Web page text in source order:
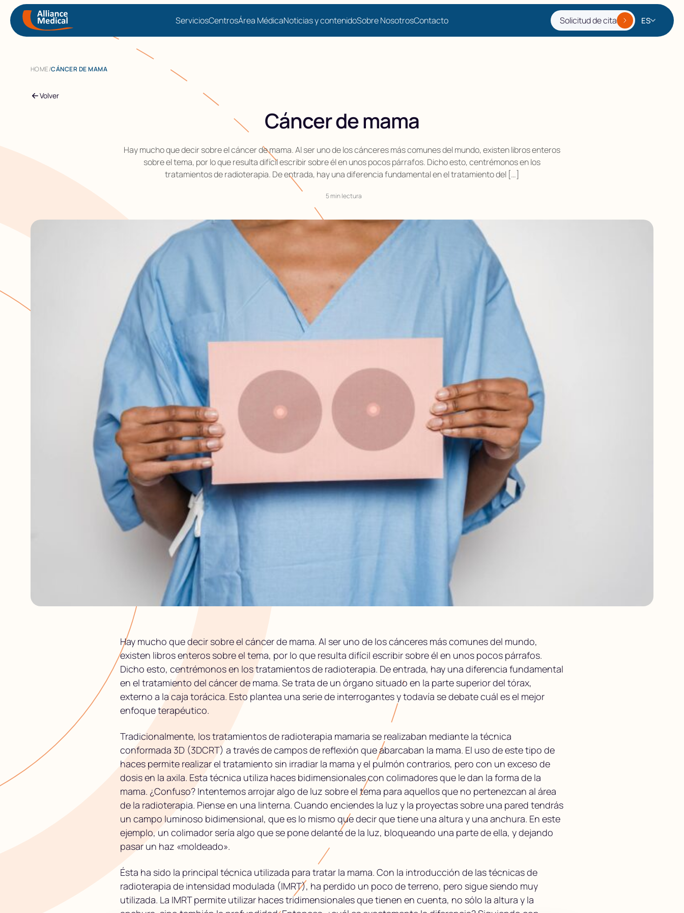
ServiciosCentrosÁrea MédicaNoticias y contenidoSobre NosotrosContacto Solicitud de cita ES
HOME/CÁNCER DE MAMA
Volver
Cáncer de mama
Hay mucho que decir sobre el cáncer de mama. Al ser uno de los cánceres más comunes del mundo, existen libros enteros
sobre el tema, por lo que resulta difícil escribir sobre él en unos pocos párrafos. Dicho esto, centrémonos en los
tratamientos de radioterapia. De entrada, hay una diferencia fundamental en el tratamiento del […]
5 min lectura
Hay mucho que decir sobre el cáncer de mama. Al ser uno de los cánceres más comunes del mundo,
existen libros enteros sobre el tema, por lo que resulta difícil escribir sobre él en unos pocos párrafos.
Dicho esto, centrémonos en los tratamientos de radioterapia. De entrada, hay una diferencia fundamental
en el tratamiento del cáncer de mama. Se trata de un órgano situado en la parte superior del tórax,
externo a la caja torácica. Esto plantea una serie de interrogantes y todavía se debate cuál es el mejor
enfoque terapéutico.
Tradicionalmente, los tratamientos de radioterapia mamaria se realizaban mediante la técnica
conformada 3D (3DCRT) a través de campos de reflexión que abarcaban la mama. El uso de este tipo de
haces permite realizar el tratamiento sin irradiar la mama y el pulmón contrarios, pero con un exceso de
dosis en la axila. Esta técnica utiliza haces bidimensionales con colimadores que le dan la forma de la
mama. ¿Confuso? Intentemos arrojar algo de luz sobre el tema para aquellos que no pertenezcan al área
de la radioterapia. Piense en una linterna. Cuando enciendes la luz y la proyectas sobre una pared tendrás
un campo luminoso bidimensional, que es lo mismo que decir que tiene una altura y una anchura. En este
ejemplo, un colimador sería algo que se pone delante de la luz, bloqueando una parte de ella, y dejando
pasar un haz «moldeado».
Ésta ha sido la principal técnica utilizada para tratar la mama. Con la introducción de las técnicas de
radioterapia de intensidad modulada (IMRT), ha perdido un poco de terreno, pero sigue siendo muy
utilizada. La IMRT permite utilizar haces tridimensionales que tienen en cuenta, no sólo la altura y la